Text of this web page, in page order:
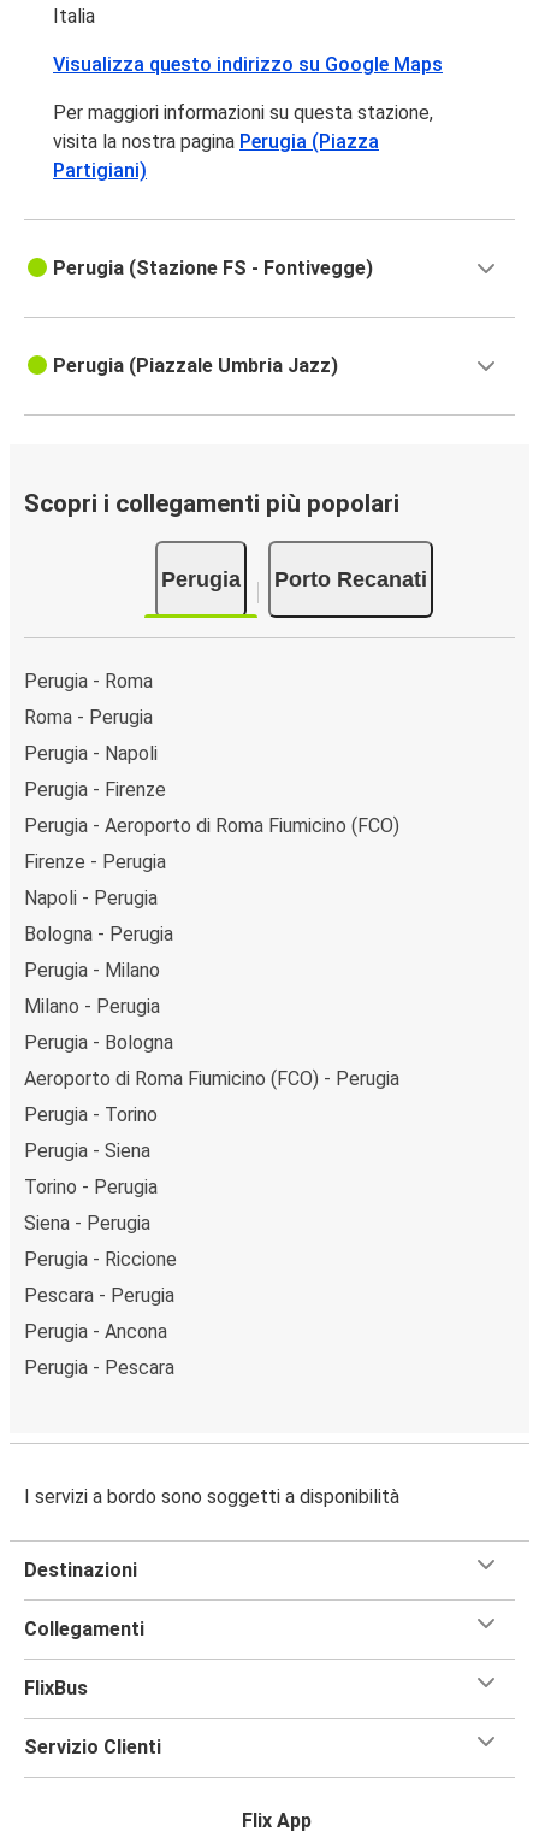
Italia
Visualizza questo indirizzo su Google Maps
Per maggiori informazioni su questa stazione,
visita la nostra pagina Perugia (Piazza
Partigiani)
Perugia (Stazione FS - Fontivegge)
Perugia (Piazzale Umbria Jazz)
Scopri i collegamenti più popolari
Perugia Porto Recanati
Perugia - Roma
Roma - Perugia
Perugia - Napoli
Perugia - Firenze
Perugia - Aeroporto di Roma Fiumicino (FCO)
Firenze - Perugia
Napoli - Perugia
Bologna - Perugia
Perugia - Milano
Milano - Perugia
Perugia - Bologna
Aeroporto di Roma Fiumicino (FCO) - Perugia
Perugia - Torino
Perugia - Siena
Torino - Perugia
Siena - Perugia
Perugia - Riccione
Pescara - Perugia
Perugia - Ancona
Perugia - Pescara
I servizi a bordo sono soggetti a disponibilità
Destinazioni
Collegamenti
FlixBus
Servizio Clienti
Flix App